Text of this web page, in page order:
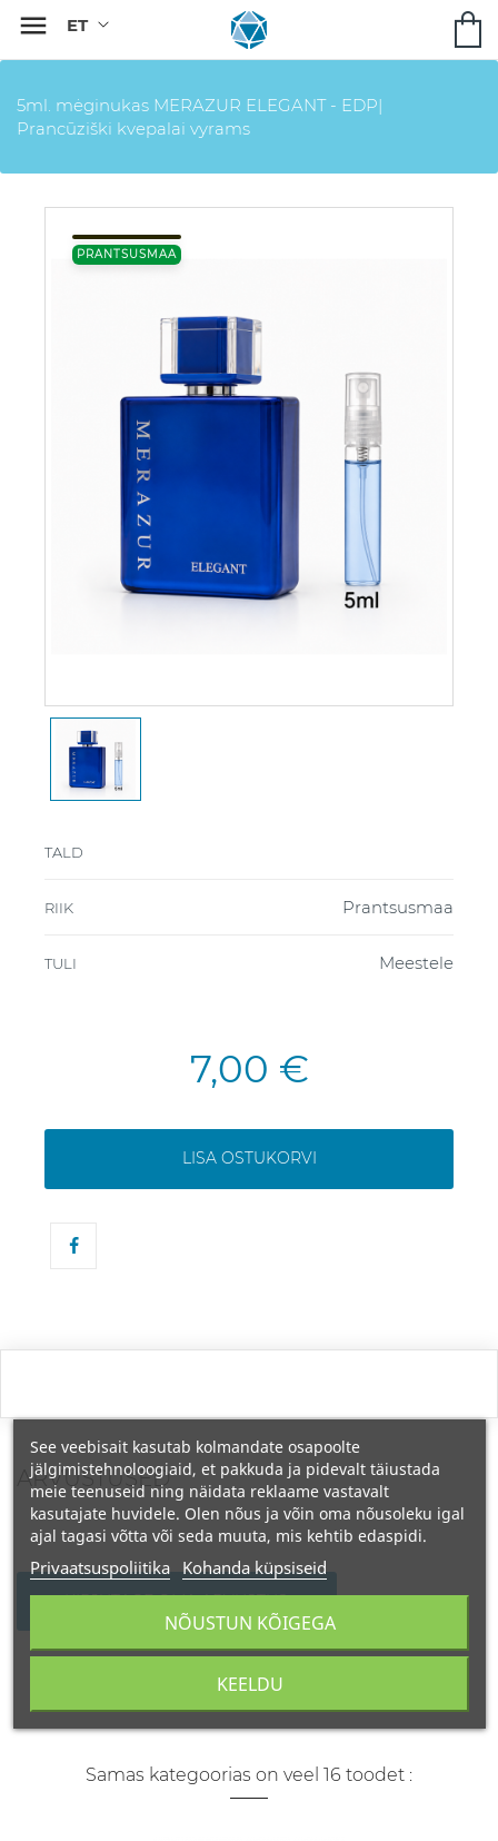

5ml. mėginukas MERAZUR ELEGANT - EDP|
Prancūziški kvepalai vyrams
PRANTSUSMAA
TALD
RIIK Prantsusmaa
TULI Meestele
7,00 €
LISA OSTUKORVI
ARVUSTUSED
KIRJUTAGE OMA ARVUSTUS
Samas kategoorias on veel 16 toodet :
See veebisait kasutab kolmandate osapoolte
jälgimistehnoloogiaid, et pakkuda ja pidevalt täiustada
meie teenuseid ning näidata reklaame vastavalt
kasutajate huvidele. Olen nõus ja võin oma nõusoleku igal
ajal tagasi võtta või seda muuta, mis kehtib edaspidi.
Privaatsuspoliitika Kohanda küpsiseid
KEELDU
NÕUSTUN KÕIGEGA